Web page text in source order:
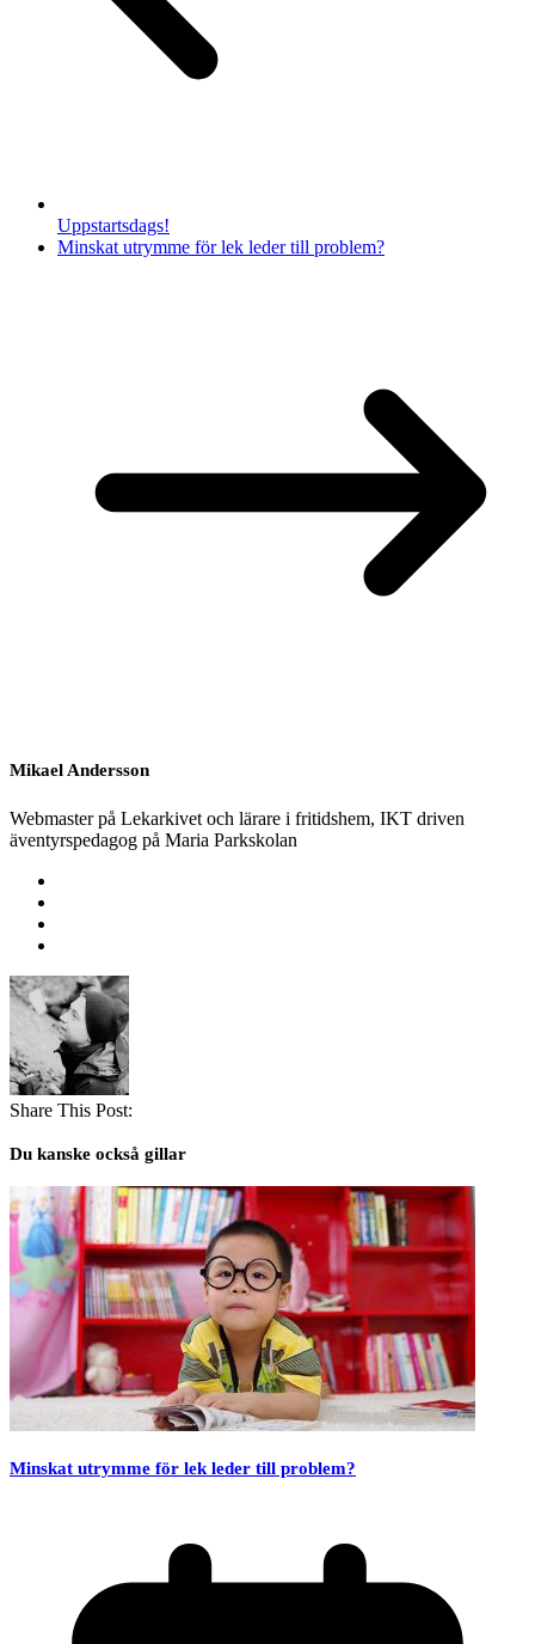
Uppstartsdags!
Minskat utrymme för lek leder till problem?
Mikael Andersson
Webmaster på Lekarkivet och lärare i fritidshem, IKT driven
äventyrspedagog på Maria Parkskolan
Share This Post:
Du kanske också gillar
Minskat utrymme för lek leder till problem?